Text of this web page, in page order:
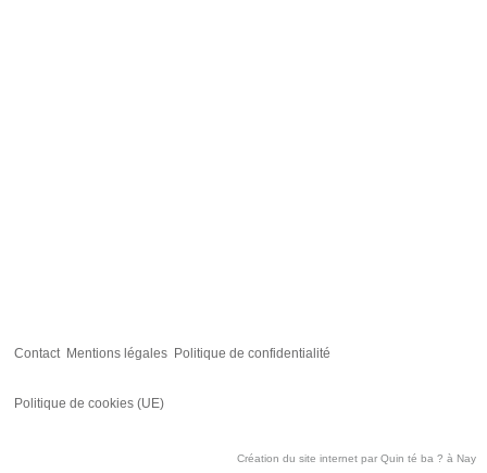
Contact Mentions légales Politique de confidentialité
Politique de cookies (UE)
Création du site internet par Quin té ba ? à Nay